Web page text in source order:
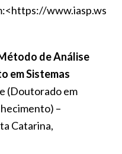
https://www.iasp.ws
de Análise
em Sistemas
(Doutorado em
–
Catarina,